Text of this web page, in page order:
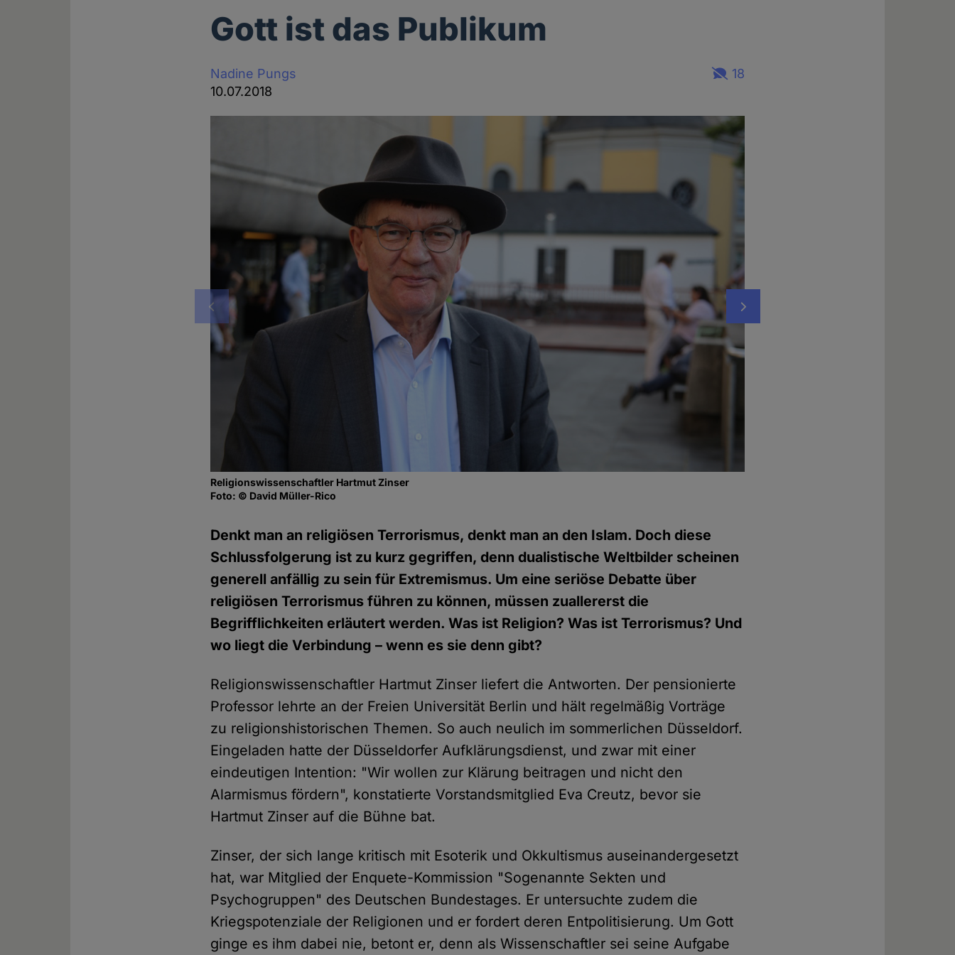
Gott ist das Publikum
Nadine Pungs
10.07.2018
18
Religionswissenschaftler Hartmut Zinser
Foto: © David Müller-Rico
Denkt man an religiösen Terrorismus, denkt man an den Islam. Doch diese
Schlussfolgerung ist zu kurz gegriffen, denn dualistische Weltbilder scheinen
generell anfällig zu sein für Extremismus. Um eine seriöse Debatte über
religiösen Terrorismus führen zu können, müssen zuallererst die
Begrifflichkeiten erläutert werden. Was ist Religion? Was ist Terrorismus? Und
wo liegt die Verbindung – wenn es sie denn gibt?
Religionswissenschaftler Hartmut Zinser liefert die Antworten. Der pensionierte
Professor lehrte an der Freien Universität Berlin und hält regelmäßig Vorträge
zu religionshistorischen Themen. So auch neulich im sommerlichen Düsseldorf.
Eingeladen hatte der Düsseldorfer Aufklärungsdienst, und zwar mit einer
eindeutigen Intention: "Wir wollen zur Klärung beitragen und nicht den
Alarmismus fördern", konstatierte Vorstandsmitglied Eva Creutz, bevor sie
Hartmut Zinser auf die Bühne bat.
Zinser, der sich lange kritisch mit Esoterik und Okkultismus auseinandergesetzt
hat, war Mitglied der Enquete-Kommission "Sogenannte Sekten und
Psychogruppen" des Deutschen Bundestages. Er untersuchte zudem die
Kriegspotenziale der Religionen und er fordert deren Entpolitisierung. Um Gott
ginge es ihm dabei nie, betont er, denn als Wissenschaftler sei seine Aufgabe